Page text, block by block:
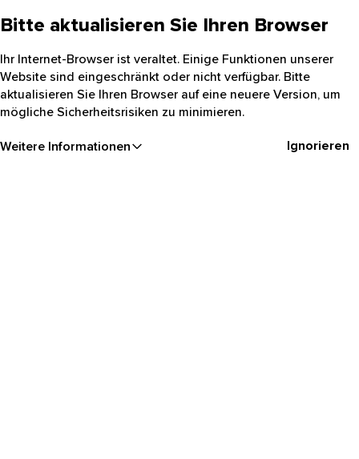
Bitte aktualisieren Sie Ihren Browser
Ihr Internet-Browser ist veraltet. Einige Funktionen unserer
Website sind eingeschränkt oder nicht verfügbar. Bitte
aktualisieren Sie Ihren Browser auf eine neuere Version, um
mögliche Sicherheitsrisiken zu minimieren.
Weitere Informationen Ignorieren